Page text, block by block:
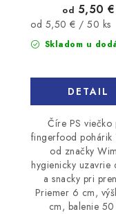
Skladom u
od 5,50 €
Jednotková
cena:
od 5,50 € / 50 ks
DETAIL
Číre PS viečko
fingerfood pohárik
od značky
hygienicky uzavrie
a snacky pri
Priemer 6 cm,
cm, balenie 50